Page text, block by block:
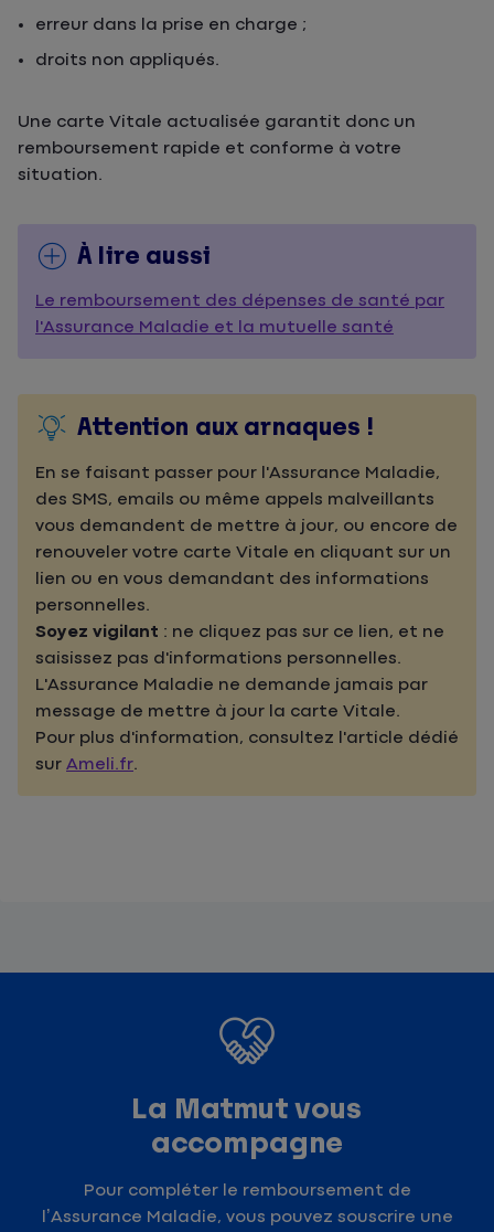
erreur dans la prise en charge ;
droits non appliqués.
Une carte Vitale actualisée garantit donc un
remboursement rapide et conforme à votre
situation.
À lire aussi
Le remboursement des dépenses de santé par
l'Assurance Maladie et la mutuelle santé
Attention aux arnaques !
En se faisant passer pour l'Assurance Maladie,
des SMS, emails ou même appels malveillants
vous demandent de mettre à jour, ou encore de
renouveler votre carte Vitale en cliquant sur un
lien ou en vous demandant des informations
personnelles.
Soyez vigilant : ne cliquez pas sur ce lien, et ne
saisissez pas d'informations personnelles.
L'Assurance Maladie ne demande jamais par
message de mettre à jour la carte Vitale.
Pour plus d'information, consultez l'article dédié
sur Ameli.fr.
La Matmut vous
accompagne
Pour compléter le remboursement de
l’Assurance Maladie, vous pouvez souscrire une